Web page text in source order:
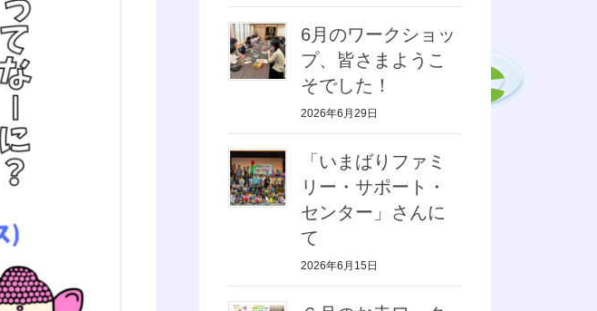
6月のワークショッ
プ、皆さまようこ
そでした！
2026年6月29日
「いまばりファミ
リー・サポート・
センター」さんに
て
2026年6月15日